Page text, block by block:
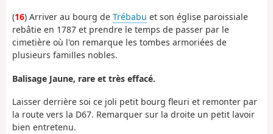
(16) Arriver au bourg de Trébabu et son église paroissiale
rebâtie en 1787 et prendre le temps de passer par le
cimetière où l'on remarque les tombes armoriées de
plusieurs familles nobles.
Balisage Jaune, rare et très effacé.
Laisser derrière soi ce joli petit bourg fleuri et remonter par
la route vers la D67. Remarquer sur la droite un petit lavoir
bien entretenu.